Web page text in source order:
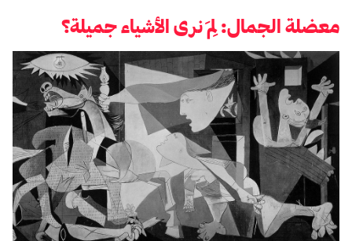
معضلة الجمال: لِمَ نرى الأشياء جميلة؟